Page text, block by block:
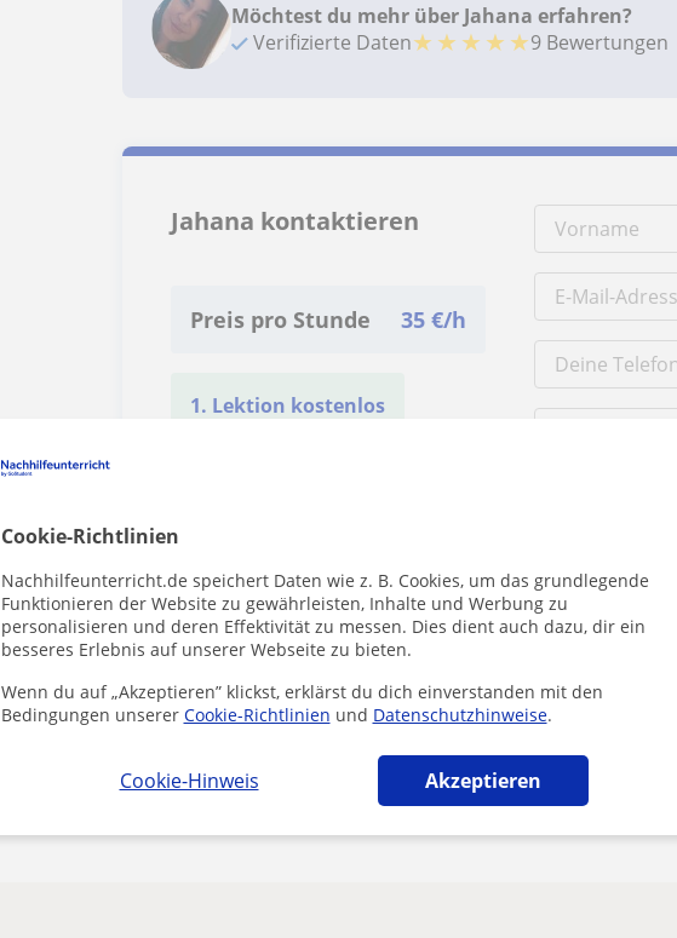
Cookie-Richtlinien
Nachhilfeunterricht.de speichert Daten wie z. B. Cookies, um das grundlegende
Funktionieren der Website zu gewährleisten, Inhalte und Werbung zu
personalisieren und deren Effektivität zu messen. Dies dient auch dazu, dir ein
besseres Erlebnis auf unserer Webseite zu bieten.
Wenn du auf „Akzeptieren” klickst, erklärst du dich einverstanden mit den
Bedingungen unserer Cookie-Richtlinien und Datenschutzhinweise.
Cookie-Hinweis Akzeptieren
Möchtest du mehr über Jahana erfahren?
Verifizierte Daten★ ★ ★ ★ ★9 Bewertungen
Jahana kontaktieren
Preis pro Stunde 35 €/h
1. Lektion kostenlos
Durch Klicken auf
Impressumund
Enthält dieses Profil einen Fehler?Melden